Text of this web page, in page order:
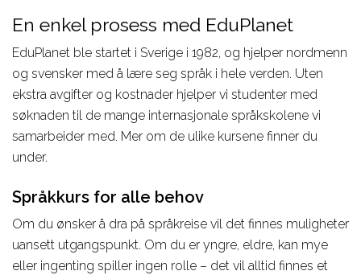
Business
Environment,
Natural
Science
IT,
Engineering,
Aviation
Restaurant
STEM-fag
Studiereiser
Kontakt våre
studieveiledere om du
behøver hjelp til å velge
En enkel prosess med EduPlanet
EduPlanet ble startet i Sverige i 1982, og hjelper nordmenn
og svensker med å lære seg språk i hele verden. Uten
ekstra avgifter og kostnader hjelper vi studenter med
søknaden til de mange internasjonale språkskolene vi
samarbeider med. Mer om de ulike kursene finner du
under.
Språkkurs for alle behov
Om du ønsker å dra på språkreise vil det finnes muligheter
uansett utgangspunkt. Om du er yngre, eldre, kan mye
eller ingenting spiller ingen rolle – det vil alltid finnes et